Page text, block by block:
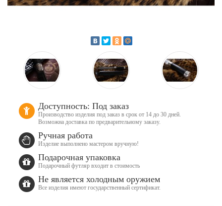
Доступность: Под заказ
Производство изделия под заказ в срок от 14 до 30 дней.
Возможна доставка по предварительному заказу.
Ручная работа
Изделие выполнено мастером вручную!
Подарочная упаковка
Подарочный футляр входит в стоимость
Не является холодным оружием
Все изделия имеют государственный сертификат.